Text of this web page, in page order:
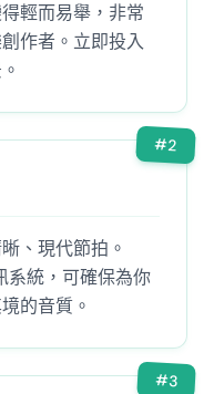
輕而易舉，非常
作者。立即投入
#2
、現代節拍。
系統，可確保為你
的音質。
#3